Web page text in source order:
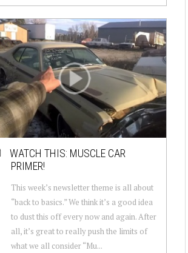
WATCH THIS: MUSCLE CAR
PRIMER!
This week’s newsletter theme is all about
“back to basics.” We think it’s a good idea
to dust this off every now and again. After
all, it’s great to really push the limits of
what we all consider “Mu...